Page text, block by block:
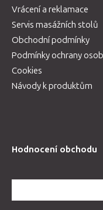
Vrácení a reklamace
Servis masážních stolů
Obchodní podmínky
Podmínky ochrany
Cookies
Návody k produktům
Hodnocení obchodu